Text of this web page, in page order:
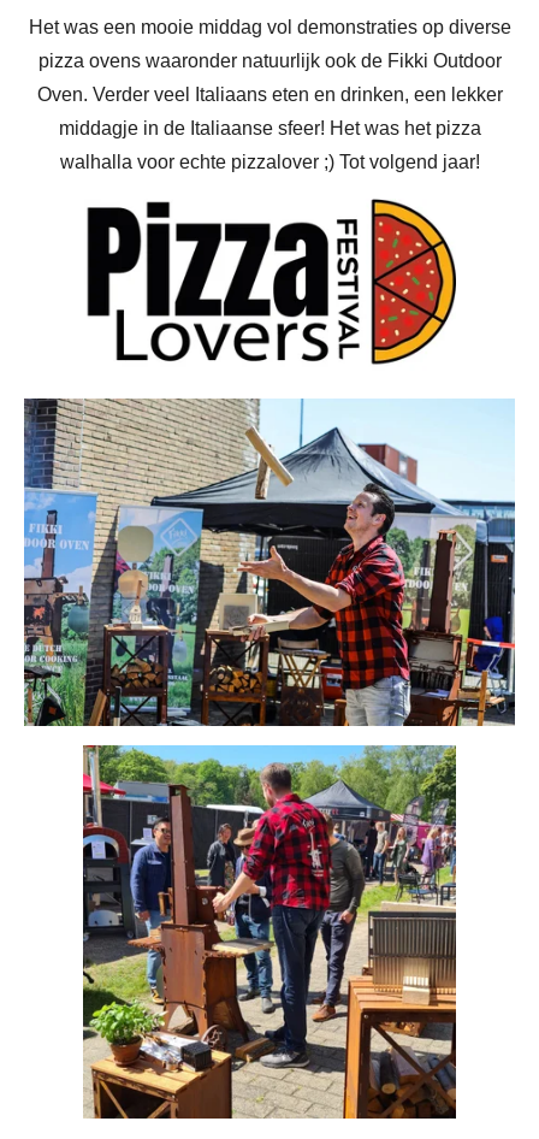
Het was een mooie middag vol demonstraties op diverse
pizza ovens waaronder natuurlijk ook de Fikki Outdoor
Oven. Verder veel Italiaans eten en drinken, een lekker
middagje in de Italiaanse sfeer! Het was het pizza
walhalla voor echte pizzalover ;) Tot volgend jaar!